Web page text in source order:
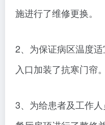
施进行了维修更换。
2、为保证病区温度
入口加装了抗寒门帘。
3、为给患者及工作